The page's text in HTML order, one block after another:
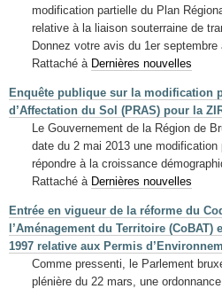
modification partielle du Plan
relative à la liaison souterraine de
Donnez votre avis du 1er septembre
Rattaché à Dernières nouvelles
Enquête publique sur la modification
d’Affectation du Sol (PRAS) pour la
Le Gouvernement de la Région de
date du 2 mai 2013 une
répondre à la croissance
Rattaché à Dernières nouvelles
Entrée en vigueur de la réforme du
l’Aménagement du Territoire (CoBAT)
1997 relative aux Permis
Comme pressenti, le Parlement
plénière du 22 mars, une